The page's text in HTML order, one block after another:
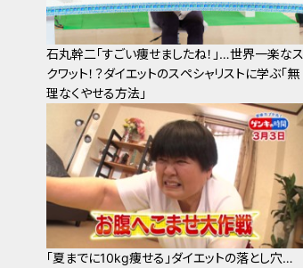
石丸幹二「すごい痩せましたね！」…世界一楽なス
クワット！？ダイエットのスペシャリストに学ぶ「無
理なくやせる方法」
「夏までに10kg痩せる」ダイエットの落とし穴…